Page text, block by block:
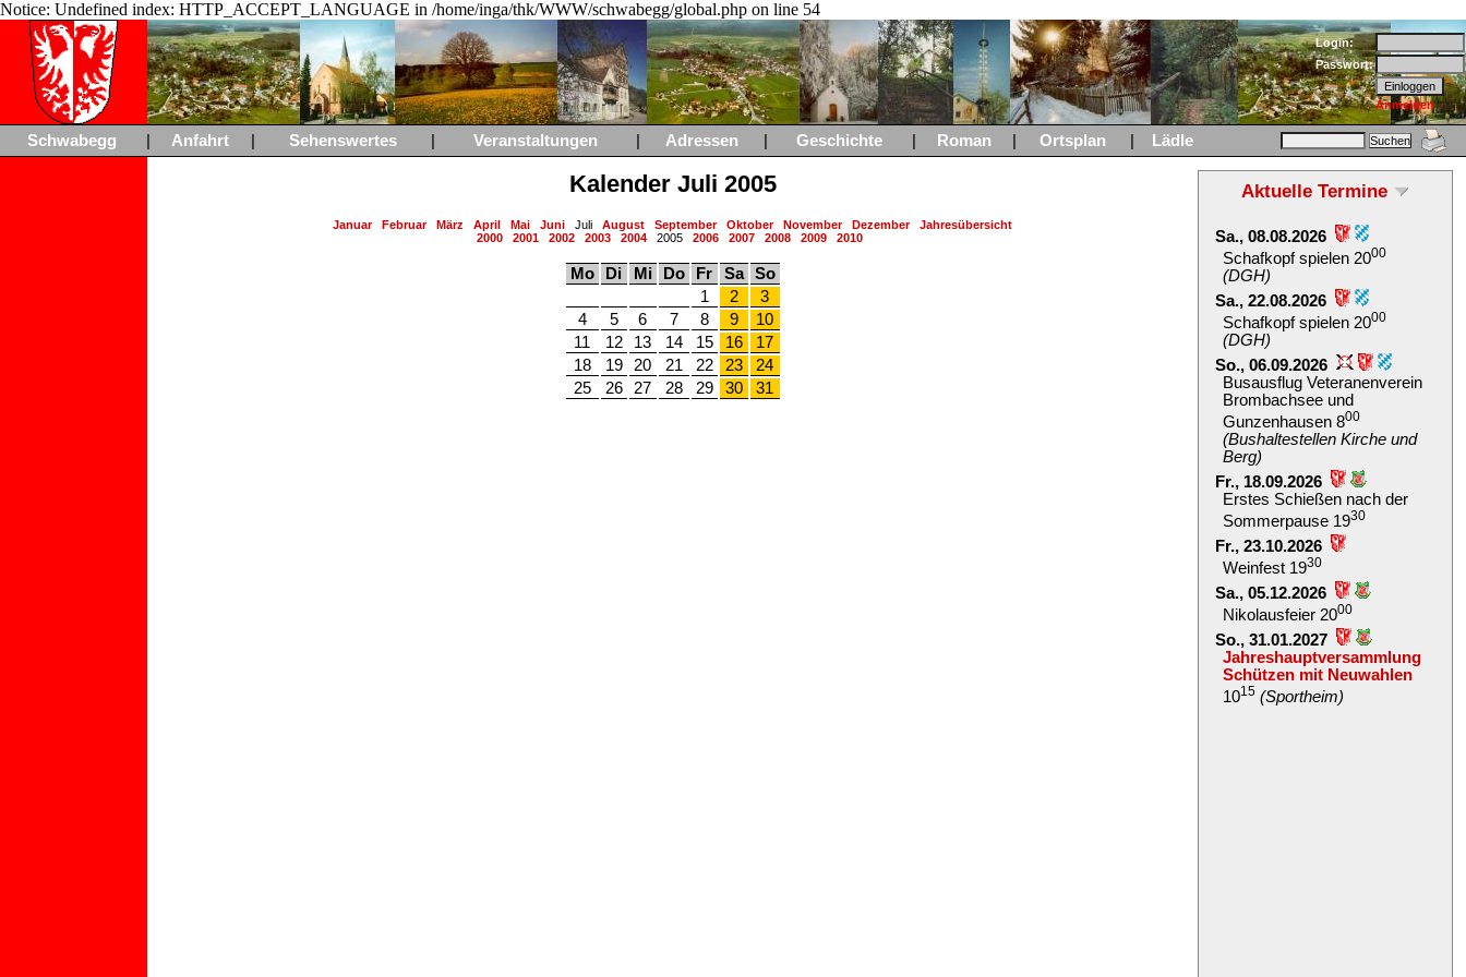
Notice: Undefined index: HTTP_ACCEPT_LANGUAGE in /home/inga/thk/WWW/schwabegg/global.php on line 54
Login:
Passwort:
Anmelden
Schwabegg Anfahrt Sehenswertes Veranstaltungen Adressen Geschichte Roman Ortsplan Lädle
Kalender Juli 2005
Januar Februar März April Mai Juni Juli August September Oktober November Dezember
Jahresübersicht
2000
2001 2002 2003 20042005 2006 2007 2008 2009 2010
Mo Di Mi Do Fr Sa
So
1
2
3
4
5 6 7 8 9
10
11
12 13 14 15 16
17
18
19 20 21 22 23
24
25
26 27 28 29 30 31
Aktuelle Termine
Sa., 08.08.2026
Schafkopf spielen 2000
(DGH)
Sa., 22.08.2026
Schafkopf spielen 2000
(DGH)
So., 06.09.2026
Busausflug Veteranenverein
Brombachsee und
Gunzenhausen 800
(Bushaltestellen Kirche und
Berg)
Fr., 18.09.2026
Erstes Schießen nach der
Sommerpause 1930
Fr., 23.10.2026
Weinfest 1930
Sa., 05.12.2026
Nikolausfeier 2000
So., 31.01.2027
Jahreshauptversammlung
Schützen mit Neuwahlen
1015 (Sportheim)